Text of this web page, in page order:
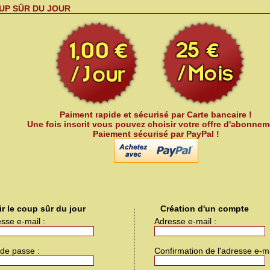
SÛR DU JOUR
Paiment rapide et sécurisé par Carte bancaire !
Une fois inscrit vous pouvez choisir votre offre
Paiement sécurisé par PayPal !
le coup sûr du jour
e-mail :
passe :
Création d'un compte
Adresse e-mail :
Confirmation de l'adresse e-